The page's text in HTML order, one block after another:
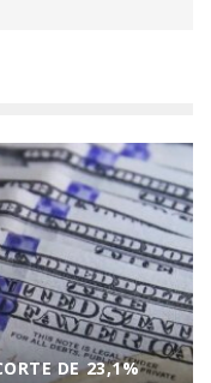
DE 23,1%